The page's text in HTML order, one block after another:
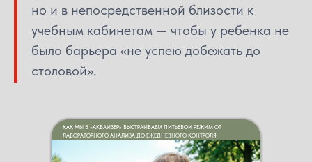
но и в непосредственной близости к
учебным кабинетам — чтобы у ребенка не
было барьера «не успею добежать до
столовой».
КАК МЫ В «АКВАЙЗЕР» ВЫСТРАИВАЕМ ПИТЬЕВОЙ РЕЖИМ ОТ
ЛАБОРАТОРНОГО АНАЛИЗА ДО ЕЖЕДНЕВНОГО КОНТРОЛЯ